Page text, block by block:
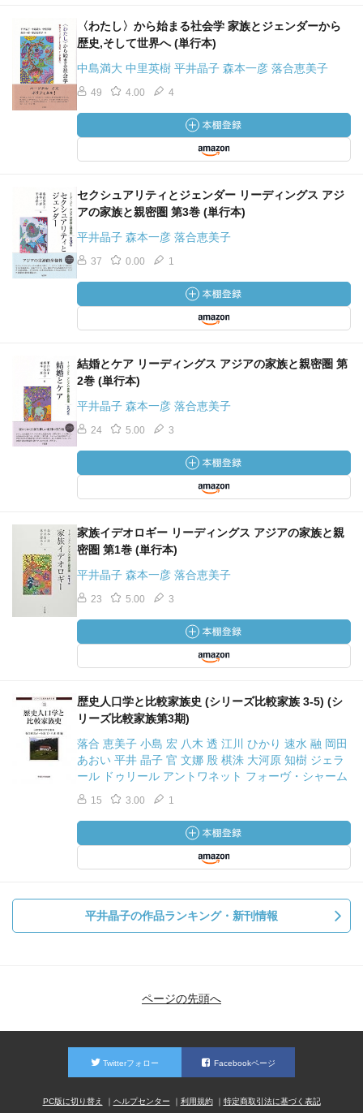
〈わたし〉から始まる社会学 家族とジェンダーから
歴史,そして世界へ (単行本)
中島満大 中里英樹 平井晶子 森本一彦 落合恵美子
49 4.00 4
セクシュアリティとジェンダー リーディングス アジ
アの家族と親密圏 第3巻 (単行本)
平井晶子 森本一彦 落合恵美子
37 0.00 1
結婚とケア リーディングス アジアの家族と親密圏 第
2巻 (単行本)
平井晶子 森本一彦 落合恵美子
24 5.00 3
家族イデオロギー リーディングス アジアの家族と親
密圏 第1巻 (単行本)
平井晶子 森本一彦 落合恵美子
23 5.00 3
歴史人口学と比較家族史 (シリーズ比較家族 3-5) (シ
リーズ比較家族第3期)
落合 恵美子 小島 宏 八木 透 江川 ひかり 速水 融 岡田
あおい 平井 晶子 官 文娜 殷 棋洙 大河原 知樹 ジェラ
ール ドゥリール アントワネット フォーヴ・シャーム
15 3.00 1
平井晶子の作品ランキング・新刊情報
ページの先頭へ
Twitterフォロー Facebookページ
PC版に切り替え ヘルプセンター 利用規約 特定商取引法に基づく表記